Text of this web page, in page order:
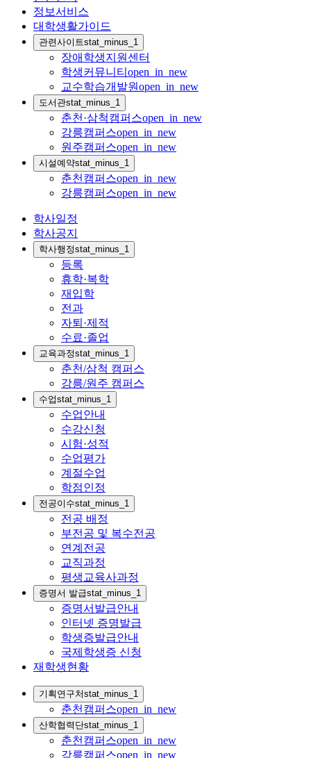
정보서비스
대학생활가이드
관련사이트stat_minus_1
장애학생지원센터
학생커뮤니티 open_in_new
교수학습개발원open_in_new
도서관stat_minus_1
춘천·삼척캠퍼스open_in_new
강릉캠퍼스open_in_new
원주캠퍼스open_in_new
시설예약stat_minus_1
춘천캠퍼스open_in_new
강릉캠퍼스open_in_new
학사일정
학사공지
학사행정stat_minus_1
등록
휴학·복학
재입학
전과
자퇴·제적
수료·졸업
교육과정stat_minus_1
춘천/삼척 캠퍼스
강릉/원주 캠퍼스
수업stat_minus_1
수업안내
수강신청
시험·성적
수업평가
계절수업
학점인정
전공이수stat_minus_1
전공 배정
부전공 및 복수전공
연계전공
교직과정
평생교육사과정
증명서 발급stat_minus_1
증명서발급안내
인터넷 증명발급
학생증발급안내
국제학생증 신청
재학생현황
기획연구처stat_minus_1
춘천캠퍼스open_in_new
산학협력단stat_minus_1
춘천캠퍼스open_in_new
강릉캠퍼스open_in_new